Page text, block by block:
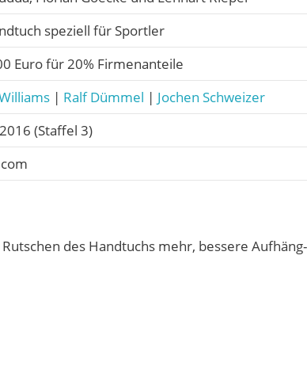
speziell für Sportler
Euro für 20% Firmenanteile
| Ralf Dümmel | Jochen Schweizer
(Staffel 3)
des Handtuchs mehr, bessere Aufhäng-